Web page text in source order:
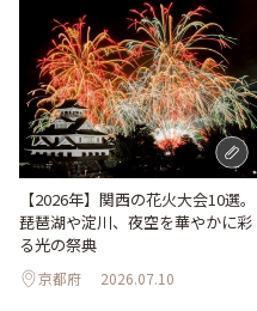
【2026年】関西の花火大会10選。
琵琶湖や淀川、夜空を華やかに彩
る光の祭典
京都府 2026.07.10